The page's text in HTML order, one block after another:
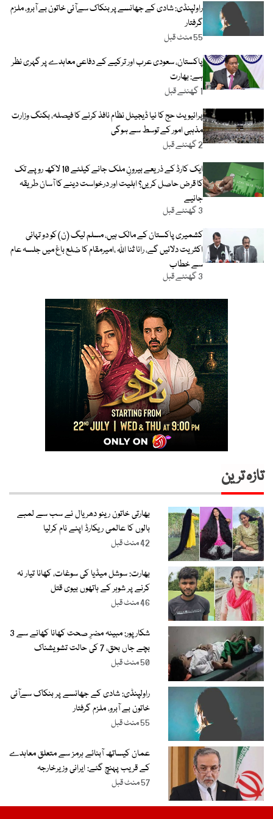
راولپنڈی: شادی کے جھانسے پر بنکاک سےآئی خاتون بے آبرو، ملزم
گرفتار
55 منٹ قبل
پاکستان، سعودی عرب اور ترکیے کے دفاعی معاہدے پر گہری نظر
ہے: بھارت
1 گھنٹے قبل
پرائیویٹ حج کا نیا ڈیجیٹل نظام نافذ کرنے کا فیصلہ، بکنگ وزارت
مذہبی امور کے توسط سے ہوگی
2 گھنٹے قبل
ایک کارڈ کے ذریعے بیرونِ ملک جانے کیلئے 10 لاکھ روپے تک
کا قرض حاصل کریں؟ اہلیت اور درخواست دینے کا آسان طریقہ
جانیے
3 گھنٹے قبل
کشمیری پاکستان کے مالک ہیں، مسلم لیگ (ن) کو دو تہائی
اکثریت دلائیں گے، رانا ثنا اللہ ،امیرمقام کا ضلع باغ میں جلسہ عام
سے خطاب
3 گھنٹے قبل
تازہ ترین
بھارتی خاتون رینو دھریال نے سب سے لمبے
بالوں کا عالمی ریکارڈ اپنے نام کرلیا
42 منٹ قبل
بھارت: سوشل میڈیا کی سوغات، کھانا تیار نہ
کرنے پر شوہر کے ہاتھوں بیوی قتل
46 منٹ قبل
شکارپور: مبینہ مضرِ صحت کھانا کھانے سے 3
بچے جاں بحق، 7 کی حالت تشویشناک
50 منٹ قبل
راولپنڈی: شادی کے جھانسے پر بنکاک سےآئی
خاتون بے آبرو، ملزم گرفتار
55 منٹ قبل
عمان کیساتھ آبنائے ہرمز سے متعلق معاہدے
کے قریب پہنچ گئے: ایرانی وزیرخارجہ
57 منٹ قبل